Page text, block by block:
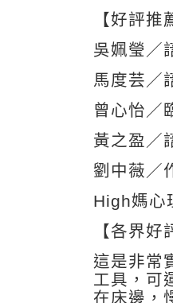
【好評推
吳姵瑩／
馬度芸／
曾心怡／
黃之盈／
劉中薇／
High媽心
【各界好
這是非常
工具，可
在床邊，